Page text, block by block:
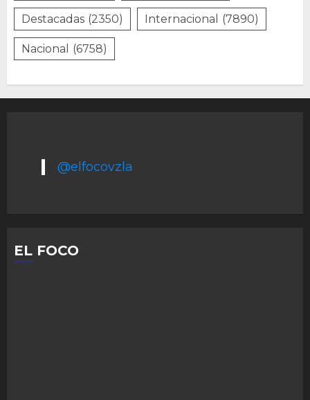
Destacadas (2350) Internacional (7890)
Nacional (6758)
@elfocovzla
EL FOCO